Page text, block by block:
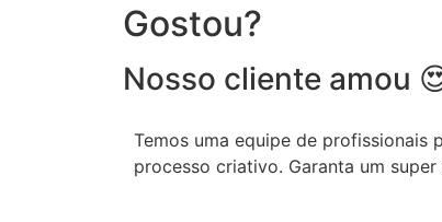
Gostou?
Nosso cliente amou
Temos uma equipe de
processo criativo. Garanta um